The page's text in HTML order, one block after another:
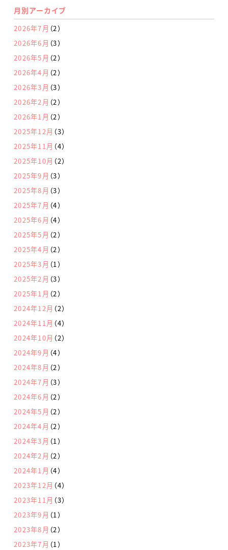
月別アーカイブ
2026年7月 （2）
2026年6月 （3）
2026年5月 （2）
2026年4月 （2）
2026年3月 （3）
2026年2月 （2）
2026年1月 （2）
2025年12月 （3）
2025年11月 （4）
2025年10月 （2）
2025年9月 （3）
2025年8月 （3）
2025年7月 （4）
2025年6月 （4）
2025年5月 （2）
2025年4月 （2）
2025年3月 （1）
2025年2月 （3）
2025年1月 （2）
2024年12月 （2）
2024年11月 （4）
2024年10月 （2）
2024年9月 （4）
2024年8月 （2）
2024年7月 （3）
2024年6月 （2）
2024年5月 （2）
2024年4月 （2）
2024年3月 （1）
2024年2月 （2）
2024年1月 （4）
2023年12月 （4）
2023年11月 （3）
2023年9月 （1）
2023年8月 （2）
2023年7月 （1）